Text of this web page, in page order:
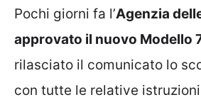
Pochi giorni fa l’Agenzia
approvato il nuovo Modello
rilasciato il comunicato lo
con tutte le relative